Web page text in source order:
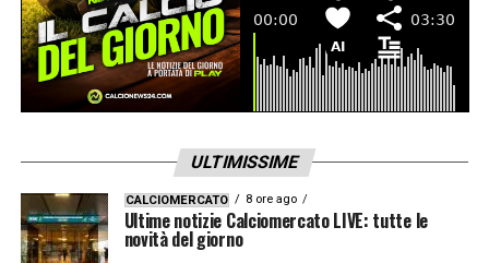
ULTIMISSIME
CALCIOMERCATO 8 ore ago
Ultime notizie Calciomercato LIVE: tutte le
novità del giorno